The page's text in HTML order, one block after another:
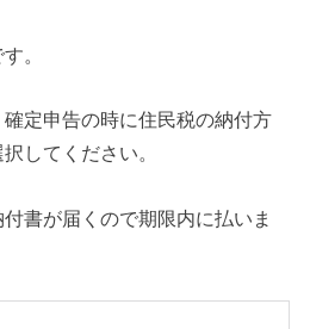
。
定申告の時に住民税の納付方
択してください。
書が届くので期限内に払いま